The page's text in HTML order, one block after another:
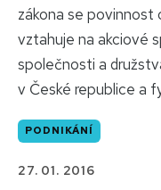
zákona se povinnost
vztahuje na akciové
společnosti a
v České republice a
PODNIKÁNÍ
27. 01. 2016